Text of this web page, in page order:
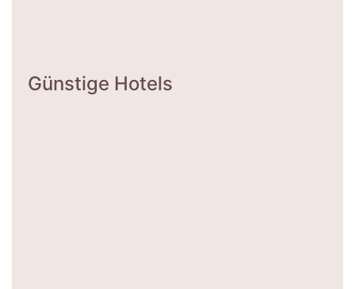
Günstige Hotels